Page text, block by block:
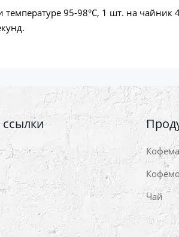
температуре 95-98°С, 1 шт. на
Чай